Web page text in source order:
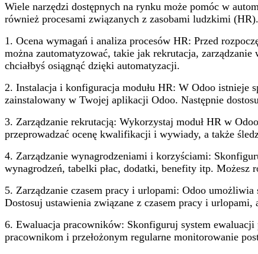
Wiele narzędzi dostępnych na rynku może pomóc w
również procesami związanych z zasobami ludzkimi
1. Ocena wymagań i analiza procesów HR: Przed
można zautomatyzować, takie jak rekrutacja,
chciałbyś osiągnąć dzięki automatyzacji.
2. Instalacja i konfiguracja modułu HR: W Odoo istnieje
zainstalowany w Twojej aplikacji Odoo. Następnie
3. Zarządzanie rekrutacją: Wykorzystaj moduł HR w
przeprowadzać ocenę kwalifikacji i wywiady, a także
4. Zarządzanie wynagrodzeniami i korzyściami:
wynagrodzeń, tabelki płac, dodatki, benefity itp. Możesz
5. Zarządzanie czasem pracy i urlopami: Odoo
Dostosuj ustawienia związane z czasem pracy i
6. Ewaluacja pracowników: Skonfiguruj system
pracownikom i przełożonym regularne monitorowanie